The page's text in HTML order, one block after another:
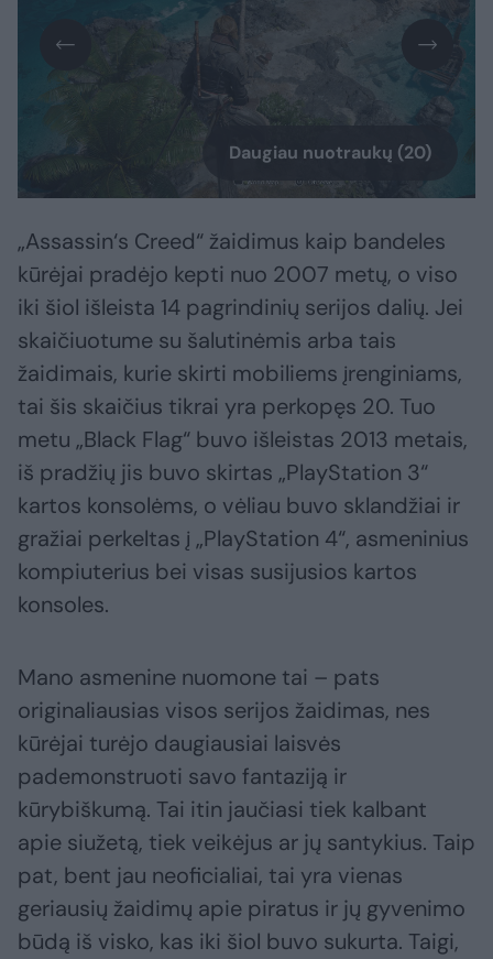
Daugiau nuotraukų (20)
„Assassin‘s Creed“ žaidimus kaip bandeles
kūrėjai pradėjo kepti nuo 2007 metų, o viso
iki šiol išleista 14 pagrindinių serijos dalių. Jei
skaičiuotume su šalutinėmis arba tais
žaidimais, kurie skirti mobiliems įrenginiams,
tai šis skaičius tikrai yra perkopęs 20. Tuo
metu „Black Flag“ buvo išleistas 2013 metais,
iš pradžių jis buvo skirtas „PlayStation 3“
kartos konsolėms, o vėliau buvo sklandžiai ir
gražiai perkeltas į „PlayStation 4“, asmeninius
kompiuterius bei visas susijusios kartos
konsoles.
Mano asmenine nuomone tai – pats
originaliausias visos serijos žaidimas, nes
kūrėjai turėjo daugiausiai laisvės
pademonstruoti savo fantaziją ir
kūrybiškumą. Tai itin jaučiasi tiek kalbant
apie siužetą, tiek veikėjus ar jų santykius. Taip
pat, bent jau neoficialiai, tai yra vienas
geriausių žaidimų apie piratus ir jų gyvenimo
būdą iš visko, kas iki šiol buvo sukurta. Taigi,